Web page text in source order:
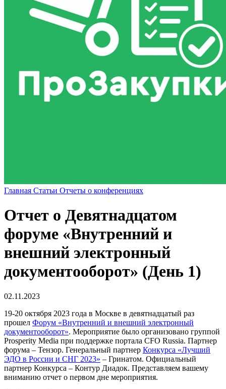
Главная Статьи Отчеты о конференциях
Отчет о Девятнадцатом
форуме «Внутренний и
внешний электронный
документооборот» (День 1)
02.11.2023
19-20 октября 2023 года в Москве в девятнадцатый раз
прошел Форум «Внутренний и внешний электронный
документооборот». Мероприятие было организовано группой
Prosperity Media при поддержке портала CFO Russia. Партнер
форума – Тензор. Генеральный партнер Конкурса «Лучший
ЭДО в России и СНГ 2023» – Гринатом. Официальный
партнер Конкурса – Контур Диадок. Представляем вашему
вниманию отчет о первом дне мероприятия.